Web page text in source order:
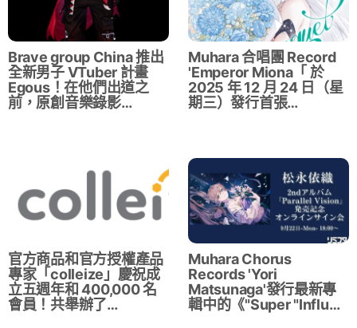
Brave group China 推出
全新男子 VTuber 計畫
Egous！在他們出道之
前，原創音樂錄影…
Muhara 合唱團 Record
'Emperor Miona「 於
2025 年 12 月 24 日（星
期三）發行首張…
官方商品和官方授權產品
專家「colleize」慶祝成
立五週年和 400,000 名
會員！共舉辦了…
Muhara Chorus
Records 'Yori
Matsunaga'發行最新專
輯中的《"Super "Influ…